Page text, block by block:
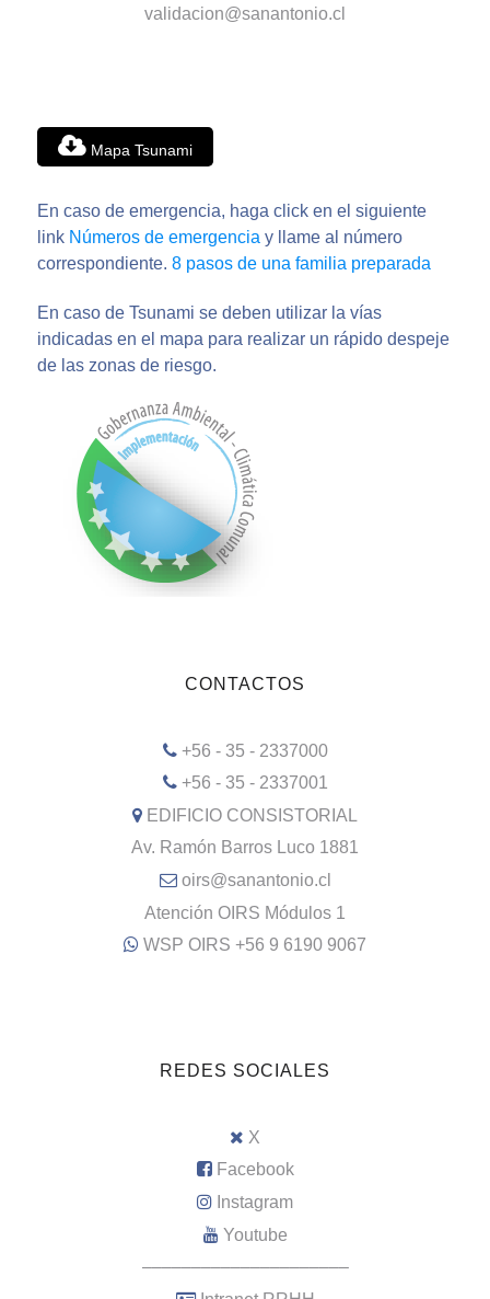
validacion@sanantonio.cl
Mapa Tsunami
En caso de emergencia, haga click en el siguiente
link Números de emergencia y llame al número
correspondiente. 8 pasos de una familia preparada
En caso de Tsunami se deben utilizar la vías
indicadas en el mapa para realizar un rápido despeje
de las zonas de riesgo.
CONTACTOS
+56 - 35 - 2337000
+56 - 35 - 2337001
EDIFICIO CONSISTORIAL
Av. Ramón Barros Luco 1881
oirs@sanantonio.cl
Atención OIRS Módulos 1
WSP OIRS +56 9 6190 9067
REDES SOCIALES
X
Facebook
Instagram
Youtube
–––––––––––––––––––––